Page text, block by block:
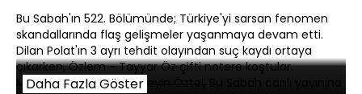
Bu Sabah'ın 522. Bölümünde; Türkiye'yi sarsan fenomen
skandallarında flaş gelişmeler yaşanmaya devam etti.
Dilan Polat'ın 3 ayrı tehdit olayından suç kaydı ortaya
çıkarken, Özlem - Tayyar Öz çifti notere koştular.
Meteoroloji uzmanı Hüseyin Öztel, Bu Sabah canlı yayınına
Daha Fazla Göster